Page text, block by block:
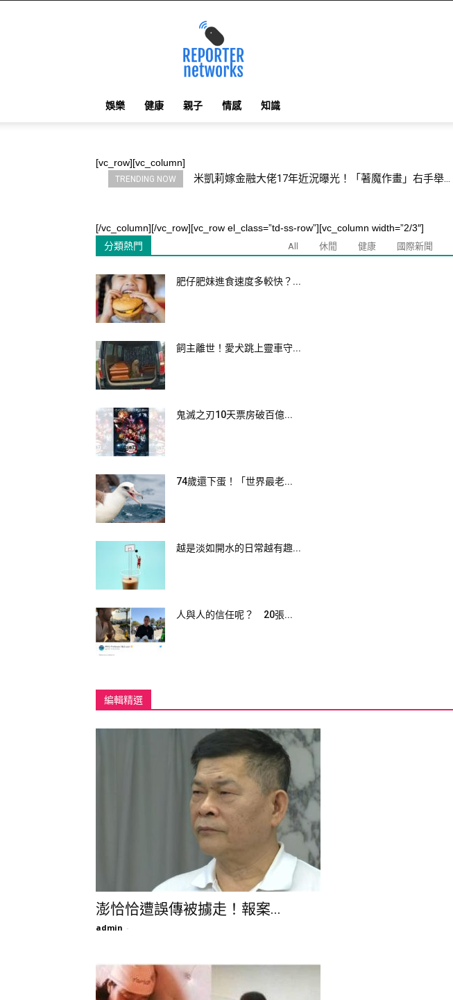
reporternetworks
娛樂 健康 親子 情感 知識
[vc_row][vc_column]
TRENDING NOW 新北房價季漲7.4％ 預售屋撐盤、成屋價量雙跌 1...
[/vc_column][/vc_row][vc_row el_class=”td-ss-row”][vc_column width=”2/3″]
分類熱門
All 休閒 健康 國際新聞
肥仔肥妹進食速度多較快？...
飼主離世！愛犬跳上靈車守...
鬼滅之刃10天票房破百億...
74歲還下蛋！「世界最老...
越是淡如開水的日常越有趣...
人與人的信任呢？ 20張...
編輯精選
澎恰恰遭誤傳被擄走！報案...
admin -